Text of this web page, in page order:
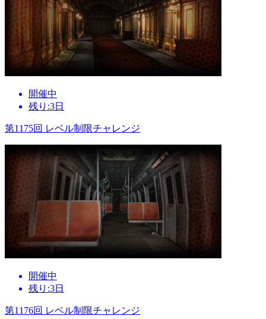
開催中
残り:3日
第1175回 レベル制限チャレンジ
開催中
残り:3日
第1176回 レベル制限チャレンジ